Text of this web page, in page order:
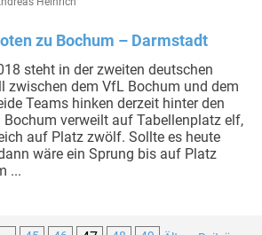
zu Bochum – Darmstadt
steht in der zweiten deutschen
zwischen dem VfL Bochum und dem
Teams hinken derzeit hinter den
Bochum verweilt auf Tabellenplatz elf,
auf Platz zwölf. Sollte es heute
wäre ein Sprung bis auf Platz
...